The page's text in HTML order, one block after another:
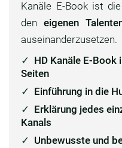
Kanäle E-Book ist
den eigenen
auseinanderzusetzen.
HD Kanäle E-
Seiten
Einführung in die
Erklärung jedes
Kanals
Unbewusste und